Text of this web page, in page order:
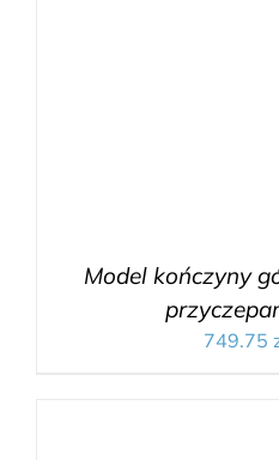
Model kończyny
749.75